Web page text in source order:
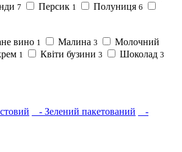
7 Персик 1 Полуниця 6
вино 1 Малина 3
Молочний
1 Квіти бузини 3 Шоколад 3
- Зелений пакетований
-